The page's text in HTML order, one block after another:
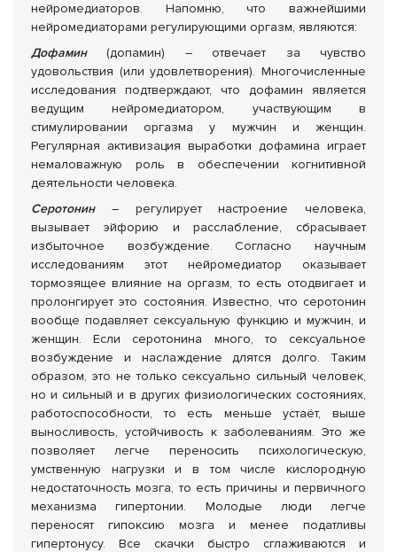
нейромедиаторов. Напомню, что важнейшими
нейромедиаторами регулирующими оргазм, являются:
Дофамин(допамин) – отвечает за чувство
удовольствия (или удовлетворения). Многочисленные
исследования подтверждают, что дофамин является
ведущим нейромедиатором, участвующим в
стимулировании оргазма у мужчин и женщин.
Регулярная активизация выработки дофамина играет
немаловажную роль в обеспечении когнитивной
деятельности человека.
Серотонин– регулирует настроение человека,
вызывает эйфорию и расслабление, сбрасывает
избыточное возбуждение. Согласно научным
исследованиям этот нейромедиатор оказывает
тормозящее влияние на оргазм, то есть отодвигает и
пролонгирует это состояния. Известно, что серотонин
вообще подавляет сексуальную функцию и мужчин, и
женщин. Если серотонина много, то сексуальное
возбуждение и наслаждение длятся долго. Таким
образом, это не только сексуально сильный человек,
но и сильный и в других физиологических состояниях,
работоспособности, то есть меньше устаёт, выше
выносливость, устойчивость к заболеваниям. Это же
позволяет легче переносить психологическую,
умственную нагрузки и в том числе кислородную
недостаточность мозга, то есть причины и первичного
механизма гипертонии. Молодые люди легче
переносят гипоксию мозга и менее податливы
гипертонусу. Все скачки быстро сглаживаются и